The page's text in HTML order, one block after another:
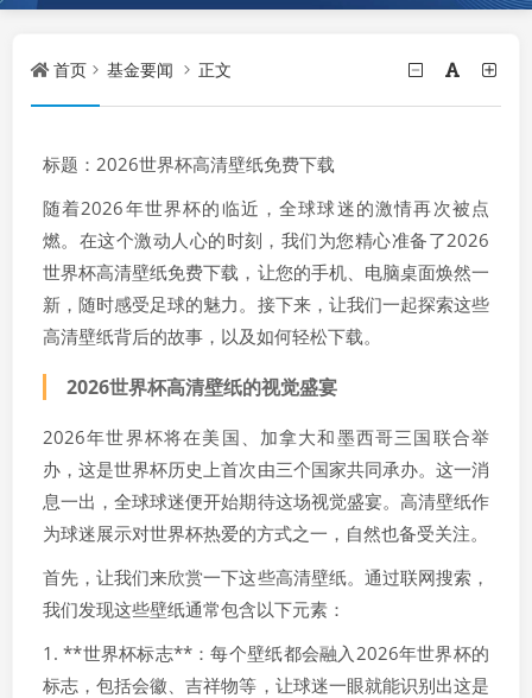
首页 基金要闻 正文
标题：2026世界杯高清壁纸免费下载
随着2026年世界杯的临近，全球球迷的激情再次被点
燃。在这个激动人心的时刻，我们为您精心准备了2026
世界杯高清壁纸免费下载，让您的手机、电脑桌面焕然一
新，随时感受足球的魅力。接下来，让我们一起探索这些
高清壁纸背后的故事，以及如何轻松下载。
2026世界杯高清壁纸的视觉盛宴
2026年世界杯将在美国、加拿大和墨西哥三国联合举
办，这是世界杯历史上首次由三个国家共同承办。这一消
息一出，全球球迷便开始期待这场视觉盛宴。高清壁纸作
为球迷展示对世界杯热爱的方式之一，自然也备受关注。
首先，让我们来欣赏一下这些高清壁纸。通过联网搜索，
我们发现这些壁纸通常包含以下元素：
1. **世界杯标志**：每个壁纸都会融入2026年世界杯的
标志，包括会徽、吉祥物等，让球迷一眼就能识别出这是